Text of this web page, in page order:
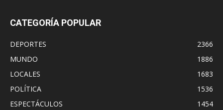
CATEGORÍA POPULAR
DEPORTES
2366
MUNDO
1886
LOCALES
1683
POLÍTICA
1536
ESPECTÁCULOS
1454